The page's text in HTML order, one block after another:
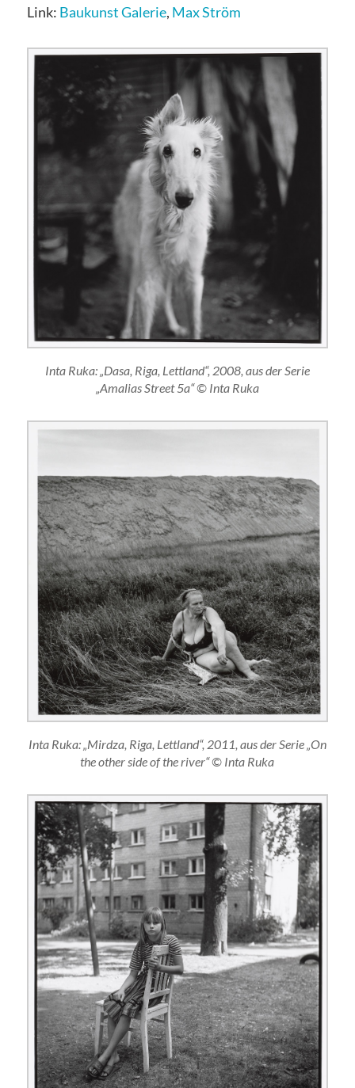
Link: Baukunst Galerie, Max Ström
Inta Ruka: „Dasa, Riga, Lettland“, 2008, aus der Serie
„Amalias Street 5a“ © Inta Ruka
Inta Ruka: „Mirdza, Riga, Lettland“, 2011, aus der Serie „On
the other side of the river“ © Inta Ruka